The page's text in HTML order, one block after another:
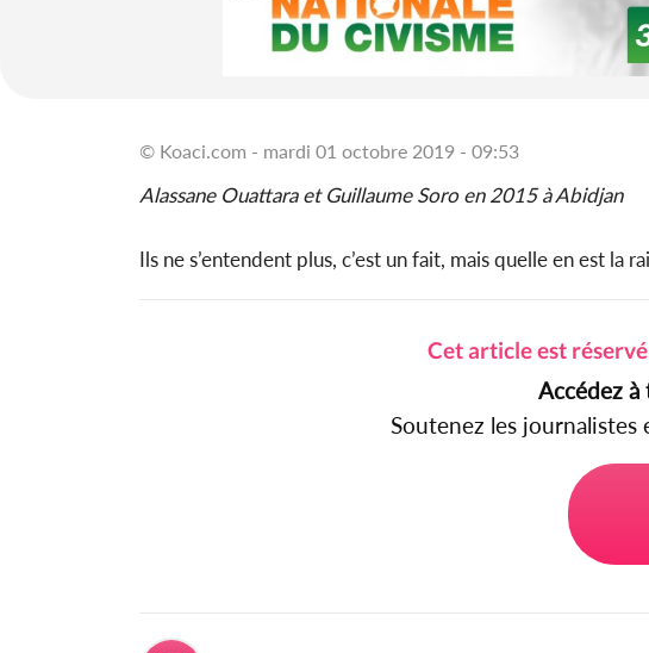
© Koaci.com - mardi 01 octobre 2019 - 09:53
Alassane Ouattara et Guillaume Soro en 2015 à Abidjan
Ils ne s’entendent plus, c’est un fait, mais quelle en est la
Cet article est
Accédez à
Soutenez les